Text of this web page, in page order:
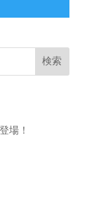
検索
場！